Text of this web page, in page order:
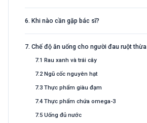
6. Khi nào cần gặp bác sĩ?
7. Chế độ ăn uống cho người đau ruột thừa
7.1 Rau xanh và trái cây
7.2 Ngũ cốc nguyên hạt
7.3 Thực phẩm giàu đạm
7.4 Thực phẩm chứa omega-3
7.5 Uống đủ nước